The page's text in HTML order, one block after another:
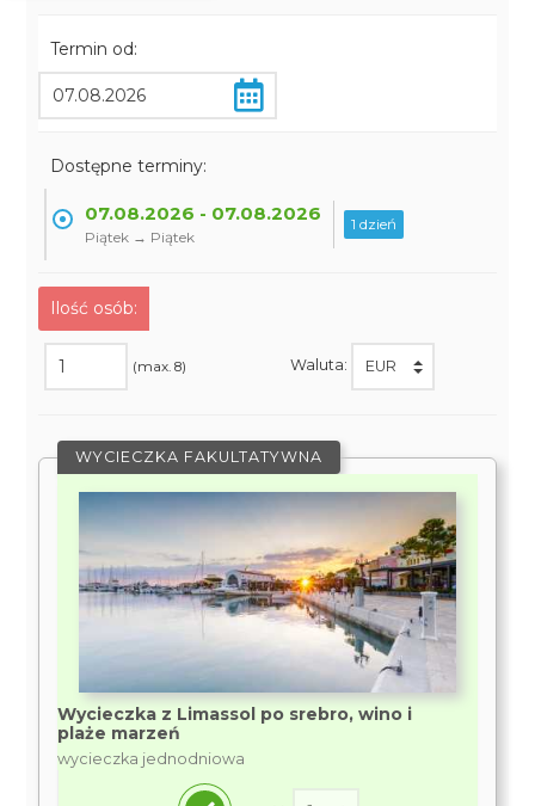
Termin od:
Dostępne terminy:
07.08.2026 - 07.08.2026
Piątek → Piątek
1 dzień
Ilość osób:
(max. 8) Waluta:
WYCIECZKA FAKULTATYWNA
Wycieczka z Limassol po srebro, wino i
plaże marzeń
wycieczka jednodniowa